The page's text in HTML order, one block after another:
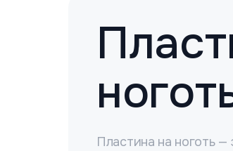
Пластина на ноготь